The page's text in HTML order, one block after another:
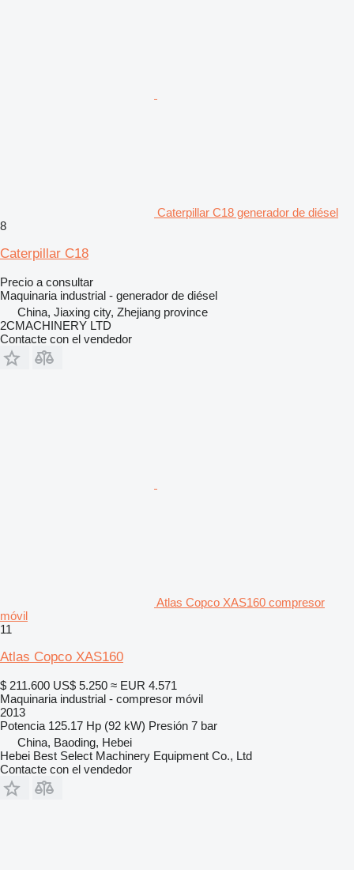
Caterpillar C18 generador de diésel
8
Caterpillar C18
Precio a consultar
Maquinaria industrial - generador de diésel
China, Jiaxing city, Zhejiang province
2CMACHINERY LTD
Contacte con el vendedor
Atlas Copco XAS160 compresor
móvil
11
Atlas Copco XAS160
$ 211.600 US$ 5.250 ≈ EUR 4.571
Maquinaria industrial - compresor móvil
2013
Potencia 125.17 Hp (92 kW) Presión 7 bar
China, Baoding, Hebei
Hebei Best Select Machinery Equipment Co., Ltd
Contacte con el vendedor